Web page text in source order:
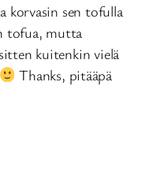
korvasin sen tofulla
tofua, mutta
kuitenkin vielä
Thanks, pitääpä